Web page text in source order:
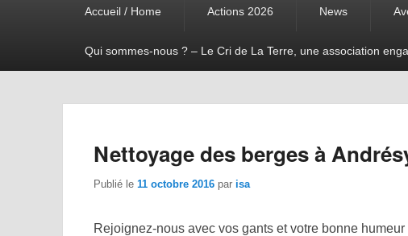
Accueil / Home Actions 2026 News
Qui sommes-nous ? – Le Cri de La Terre, une association
Nettoyage des berges à
Publié le 11 octobre 2016 par isa
Rejoignez-nous avec vos gants et votre bonne